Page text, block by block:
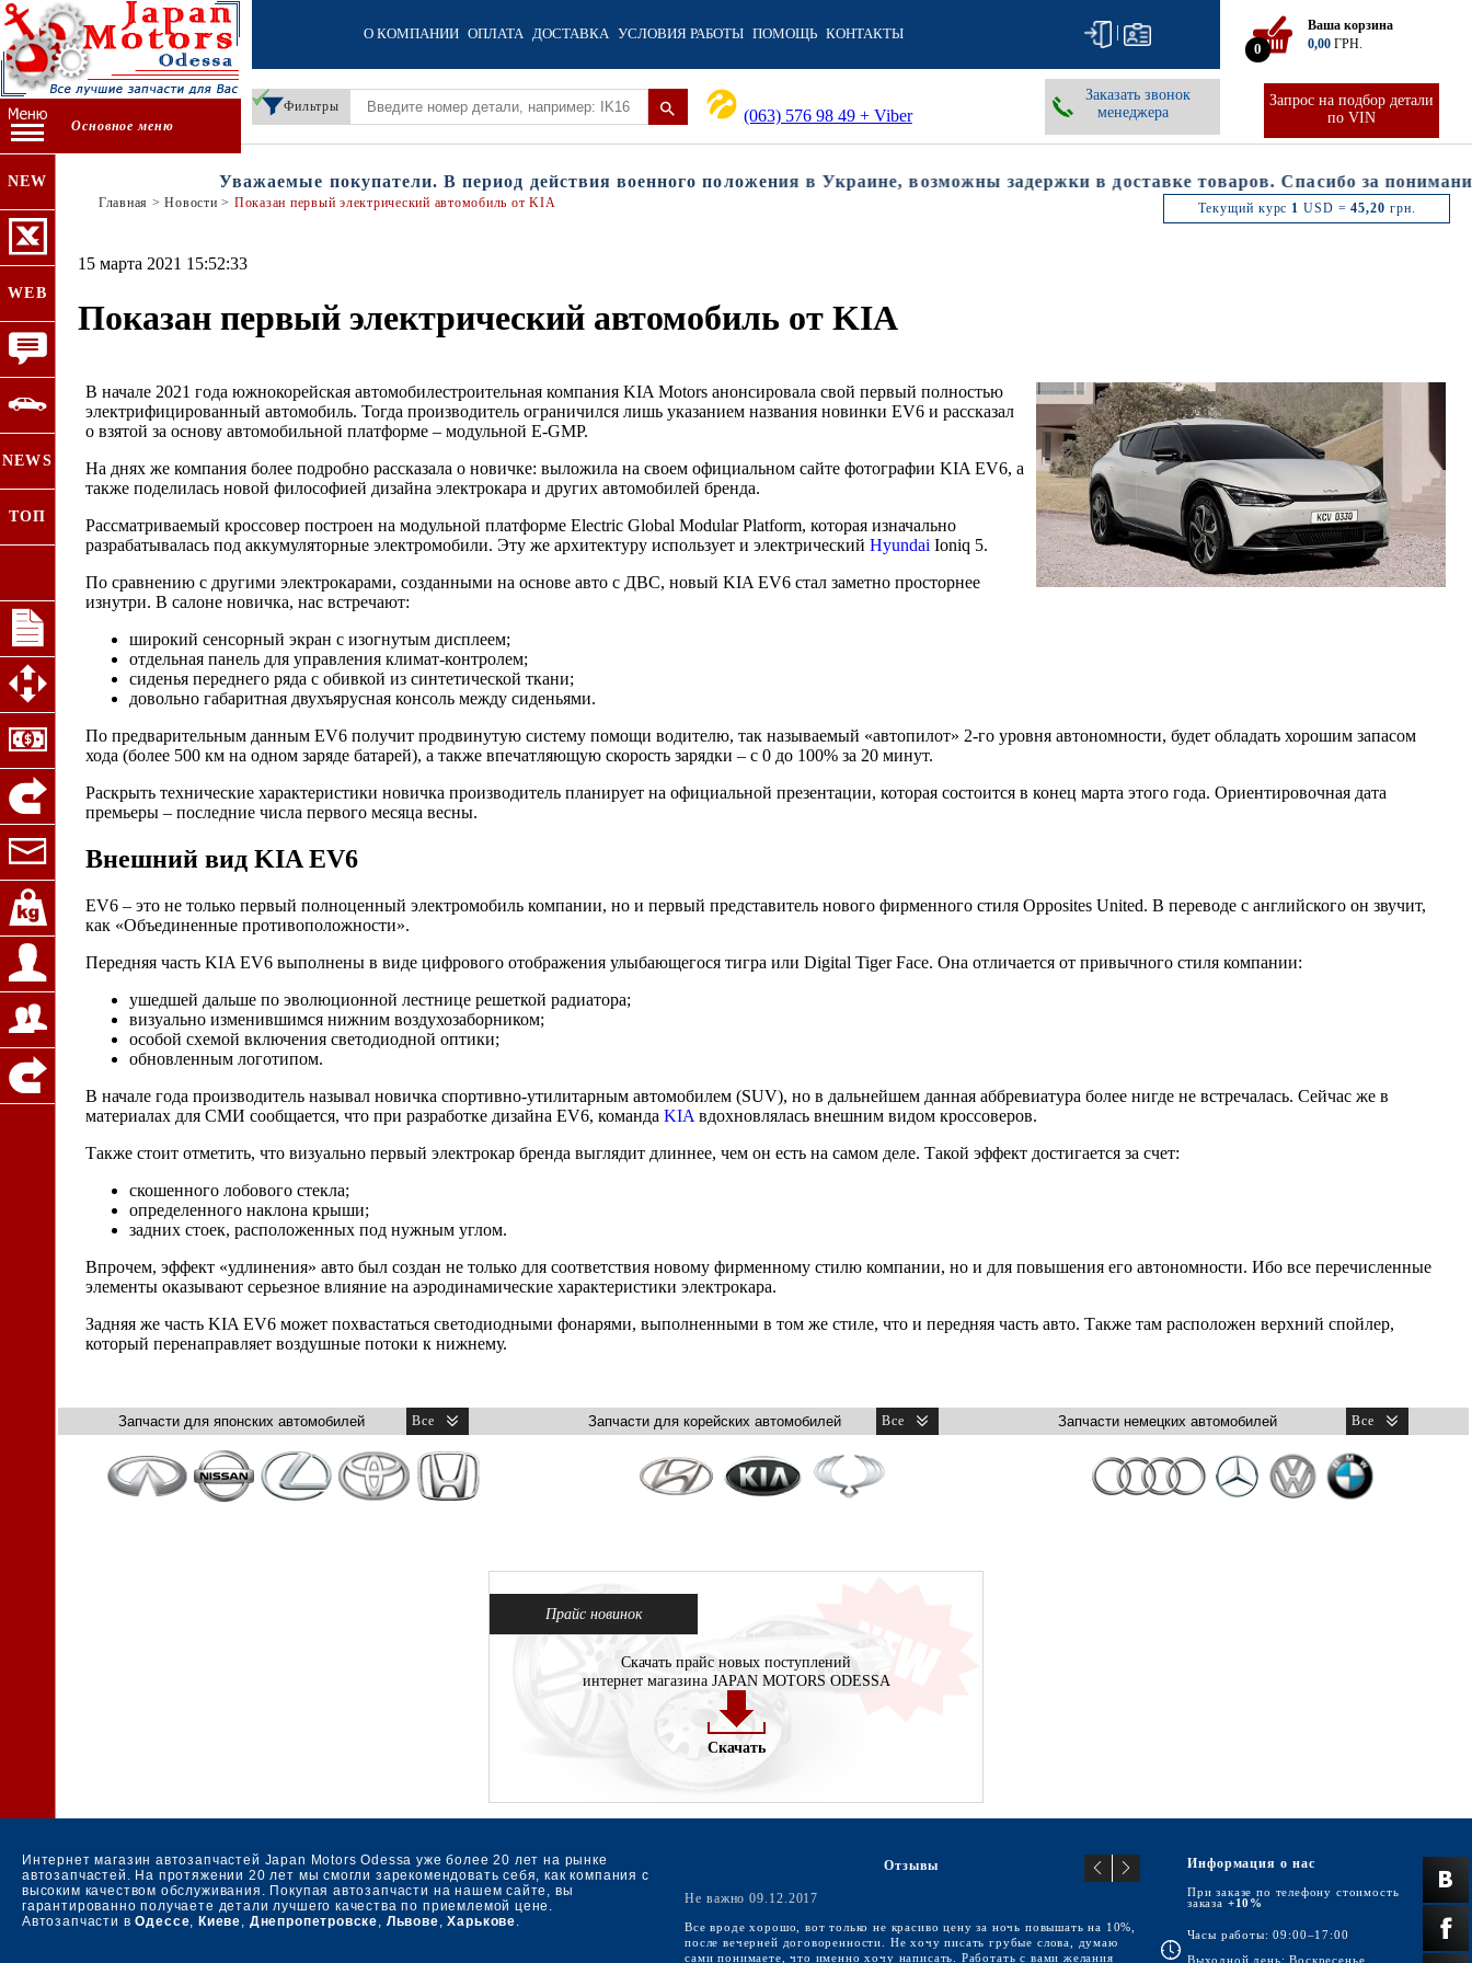
О КОМПАНИИ ОПЛАТА ДОСТАВКА УСЛОВИЯ РАБОТЫ ПОМОЩЬ КОНТАКТЫ |
Фильтры
(063) 576 98 49 + Viber
Запрос на подбор детали
по VIN
Заказать звонок
менеджера
0
Ваша корзина
0,00 ГРН.
Основное меню
NEW
WEB
NEWS
ТОП
Уважаемые покупатели. В период действия военного положения в Украине, возможны задержки в доставке товаров. Спасибо за понимание.
Главная > Новости > Показан первый электрический автомобиль от KIA Текущий курс 1 USD =45,20 грн.
15 марта 2021 15:52:33
Показан первый электрический автомобиль от KIA
В начале 2021 года южнокорейская автомобилестроительная компания KIA Motors анонсировала свой первый полностью
электрифицированный автомобиль. Тогда производитель ограничился лишь указанием названия новинки EV6 и рассказал
о взятой за основу автомобильной платформе – модульной E-GMP.
На днях же компания более подробно рассказала о новичке: выложила на своем официальном сайте фотографии KIA EV6, а
также поделилась новой философией дизайна электрокара и других автомобилей бренда.
Рассматриваемый кроссовер построен на модульной платформе Electric Global Modular Platform, которая изначально
разрабатывалась под аккумуляторные электромобили. Эту же архитектуру использует и электрическийHyundai Ioniq 5.
По сравнению с другими электрокарами, созданными на основе авто с ДВС, новый KIA EV6 стал заметно просторнее
изнутри. В салоне новичка, нас встречают:
широкий сенсорный экран с изогнутым дисплеем;
отдельная панель для управления климат-контролем;
сиденья переднего ряда с обивкой из синтетической ткани;
довольно габаритная двухъярусная консоль между сиденьями.
По предварительным данным EV6 получит продвинутую систему помощи водителю, так называемый «автопилот» 2-го уровня автономности, будет обладать хорошим запасом
хода (более 500 км на одном заряде батарей), а также впечатляющую скорость зарядки – с 0 до 100% за 20 минут.
Раскрыть технические характеристики новичка производитель планирует на официальной презентации, которая состоится в конец марта этого года. Ориентировочная дата
премьеры – последние числа первого месяца весны.
Внешний вид KIA EV6
EV6 – это не только первый полноценный электромобиль компании, но и первый представитель нового фирменного стиля Opposites United. В переводе с английского он звучит,
как «Объединенные противоположности».
Передняя часть KIA EV6 выполнены в виде цифрового отображения улыбающегося тигра или Digital Tiger Face. Она отличается от привычного стиля компании:
ушедшей дальше по эволюционной лестнице решеткой радиатора;
визуально изменившимся нижним воздухозаборником;
особой схемой включения светодиодной оптики;
обновленным логотипом.
В начале года производитель называл новичка спортивно-утилитарным автомобилем (SUV), но в дальнейшем данная аббревиатура более нигде не встречалась. Сейчас же в
материалах для СМИ сообщается, что при разработке дизайна EV6, командаKIA вдохновлялась внешним видом кроссоверов.
Также стоит отметить, что визуально первый электрокар бренда выглядит длиннее, чем он есть на самом деле. Такой эффект достигается за счет:
скошенного лобового стекла;
определенного наклона крыши;
задних стоек, расположенных под нужным углом.
Впрочем, эффект «удлинения» авто был создан не только для соответствия новому фирменному стилю компании, но и для повышения его автономности. Ибо все перечисленные
элементы оказывают серьезное влияние на аэродинамические характеристики электрокара.
Задняя же часть KIA EV6 может похвастаться светодиодными фонарями, выполненными в том же стиле, что и передняя часть авто. Также там расположен верхний спойлер,
который перенаправляет воздушные потоки к нижнему.
Прайс новинок
Скачать прайс новых поступлений
интернет магазина JAPAN MOTORS ODESSA
Скачать
Интернет магазин автозапчастей Japan Motors Odessa уже более 20 лет на рынке
автозапчастей. На протяжении 20 лет мы смогли зарекомендовать себя, как компания с
высоким качеством обслуживания. Покупая автозапчасти на нашем сайте, вы
гарантированно получаете детали лучшего качества по приемлемой цене.
Автозапчасти вОдессе, Киеве, Днепропетровске, Львове,Харькове.
Отзывы
Не важно 09.12.2017
Все вроде хорошо, вот только не красиво цену за ночь повышать на 10%,
после вечерней договоренности. Не хочу писать грубые слова, думаю
сами понимаете, что именно хочу написать. Работать с вами желания
Информация о нас
При заказе по телефону стоимость
заказа +10%
Часы работы: 09:00–17:00
Выходной день: Воскресенье